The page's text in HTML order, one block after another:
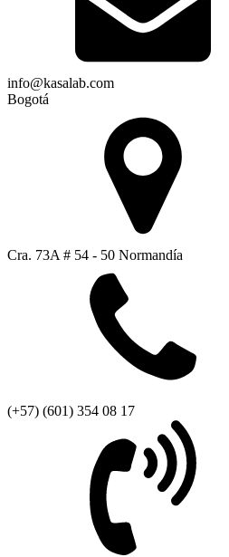
info@kasalab.com
Bogotá
Cra. 73A # 54 - 50 Normandía
(+57) (601) 354 08 17